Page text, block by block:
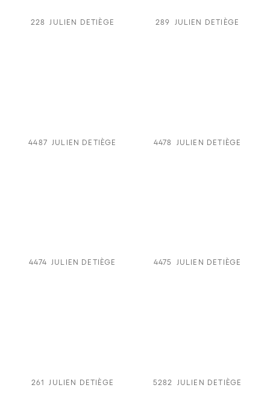
228 JULIEN DETIÈGE 289 JULIEN DETIÈGE
4487 JULIEN DETIÈGE 4478 JULIEN DETIÈGE
4474 JULIEN DETIÈGE 4475 JULIEN DETIÈGE
261 JULIEN DETIÈGE 5282 JULIEN DETIÈGE